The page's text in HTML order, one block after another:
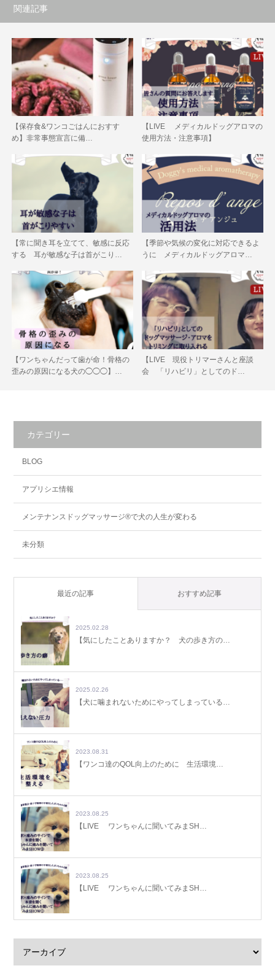
関連記事
【保存食&ワンコごはんにおすす
め】非常事態宣言に備…
【LIVE メディカルドッグアロマの
使用方法・注意事項】
【常に聞き耳を立てて、敏感に反応
する 耳が敏感な子は首がこり…
【季節や気候の変化に対応できるよ
うに メディカルドッグアロマ…
【ワンちゃんだって歯が命！骨格の
歪みの原因になる犬の◯◯◯】…
【LIVE 現役トリマーさんと座談
会 「リハビリ」としてのド…
カテゴリー
BLOG
アプリシエ情報
メンテナンスドッグマッサージ®で犬の人生が変わる
未分類
最近の記事 おすすめ記事
2025.02.28
【気にしたことありますか？ 犬の歩き方の…
2025.02.26
【犬に噛まれないためにやってしまっている…
2023.08.31
【ワンコ達のQOL向上のために 生活環境…
2023.08.25
【LIVE ワンちゃんに聞いてみまSH…
2023.08.25
【LIVE ワンちゃんに聞いてみまSH…